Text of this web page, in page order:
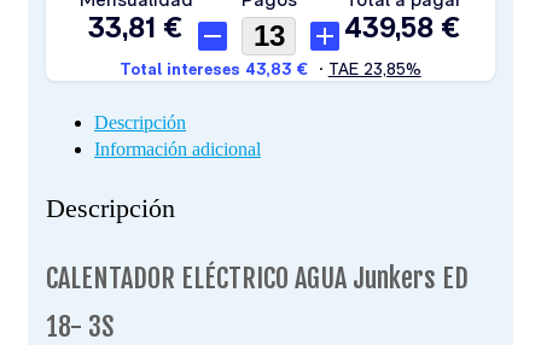
Descripción
Información adicional
Descripción
CALENTADOR ELÉCTRICO AGUA Junkers ED
18- 3S